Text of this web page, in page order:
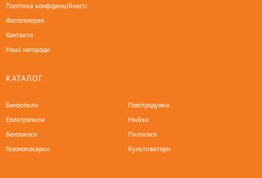
Політика конфіденційності
Фотогалерея
Контакти
Наші нагороди
КАТАЛОГ
Бензопили
Електропили
Бензокоси
Газонокосарки
Повітродувки
Мийки
Пилососи
Культиватори